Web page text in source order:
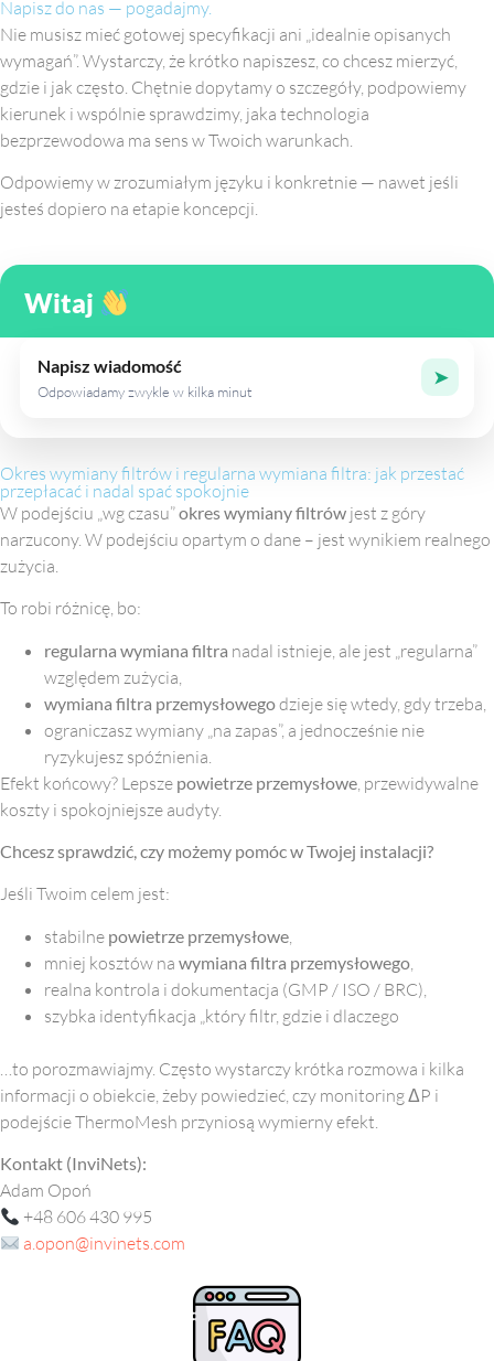
Napisz do nas — pogadajmy.
Nie musisz mieć gotowej specyfikacji ani „idealnie opisanych
wymagań”. Wystarczy, że krótko napiszesz, co chcesz mierzyć,
gdzie i jak często. Chętnie dopytamy o szczegóły, podpowiemy
kierunek i wspólnie sprawdzimy, jaka technologia
bezprzewodowa ma sens w Twoich warunkach.
Odpowiemy w zrozumiałym języku i konkretnie — nawet jeśli
jesteś dopiero na etapie koncepcji.
Witaj
Napisz wiadomość
Odpowiadamy zwykle w kilka minut
➤
Okres wymiany filtrów i regularna wymiana filtra: jak przestać
przepłacać i nadal spać spokojnie
W podejściu „wg czasu”okres wymiany filtrów jest z góry
narzucony. W podejściu opartym o dane – jest wynikiem realnego
zużycia.
To robi różnicę, bo:
regularna wymiana filtra nadal istnieje, ale jest „regularna”
względem zużycia,
wymiana filtra przemysłowegodzieje się wtedy, gdy trzeba,
ograniczasz wymiany „na zapas”, a jednocześnie nie
ryzykujesz spóźnienia.
Efekt końcowy? Lepsze powietrze przemysłowe , przewidywalne
koszty i spokojniejsze audyty.
Chcesz sprawdzić, czy możemy pomóc w Twojej instalacji?
Jeśli Twoim celem jest:
stabilne powietrze przemysłowe
mniej kosztów na wymiana filtra przemysłowego
realna kontrola i dokumentacja (GMP / ISO / BRC),
szybka identyfikacja „który filtr, gdzie i dlaczego
…to porozmawiajmy. Często wystarczy krótka rozmowa i kilka
informacji o obiekcie, żeby powiedzieć, czy monitoring ΔP i
podejście ThermoMesh przyniosą wymierny efekt.
Kontakt (InviNets):
Adam Opoń
+48 606 430 995
a.opon@invinets.com